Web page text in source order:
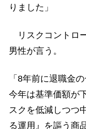
りました」
リスクコントロ
男性が言う。
「8年前に退職金
今年は基準価額が
スクを低減しつつ
る運用』を謳う商